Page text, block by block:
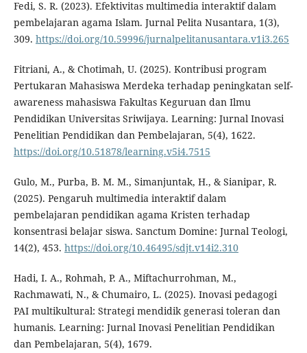
Fedi, S. R. (2023). Efektivitas multimedia interaktif dalam
pembelajaran agama Islam. Jurnal Pelita Nusantara, 1(3),
309. https://doi.org/10.59996/jurnalpelitanusantara.v1i3.265
Fitriani, A., & Chotimah, U. (2025). Kontribusi program
Pertukaran Mahasiswa Merdeka terhadap peningkatan self-
awareness mahasiswa Fakultas Keguruan dan Ilmu
Pendidikan Universitas Sriwijaya. Learning: Jurnal Inovasi
Penelitian Pendidikan dan Pembelajaran, 5(4), 1622.
https://doi.org/10.51878/learning.v5i4.7515
Gulo, M., Purba, B. M. M., Simanjuntak, H., & Sianipar, R.
(2025). Pengaruh multimedia interaktif dalam
pembelajaran pendidikan agama Kristen terhadap
konsentrasi belajar siswa. Sanctum Domine: Jurnal Teologi,
14(2), 453. https://doi.org/10.46495/sdjt.v14i2.310
Hadi, I. A., Rohmah, P. A., Miftachurrohman, M.,
Rachmawati, N., & Chumairo, L. (2025). Inovasi pedagogi
PAI multikultural: Strategi mendidik generasi toleran dan
humanis. Learning: Jurnal Inovasi Penelitian Pendidikan
dan Pembelajaran, 5(4), 1679.